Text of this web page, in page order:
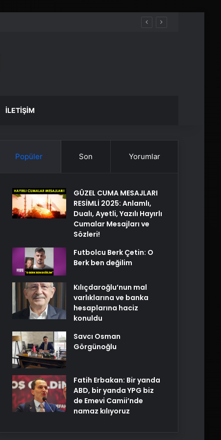
İLETIŞIM
Popüler Son Yorumlar
GÜZEL CUMA MESAJLARI
RESİMLİ 2025: Anlamlı,
Dualı, Ayetli, Yazılı Hayırlı
Cumalar Mesajları ve
Sözleri!
Futbolcu Berk Çetin: O
Berk ben değilim
Kılıçdaroğlu’nun mal
varlıklarına ve banka
hesaplarına haciz
konuldu
Savcı Osman
Görgünoğlu
Fatih Erbakan: Bir yanda
ABD, bir yanda YPG biz
de Emevi Camii’nde
namaz kılıyoruz